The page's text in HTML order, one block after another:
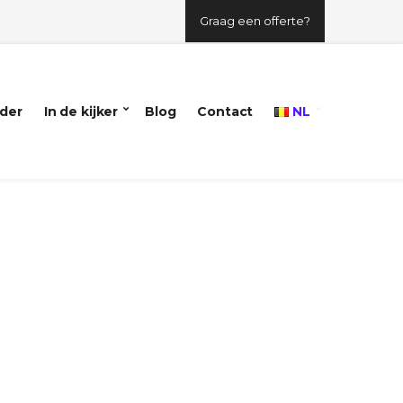
Graag een offerte?
In de kijker Blog Contact NL